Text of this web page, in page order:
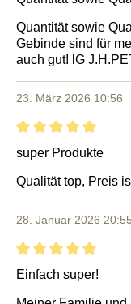
Quantität sowie
Gebinde sind für
auch gut! lG
23. März 2026 10:56
Bewertung mit 5
super Produkte
Qualität top, Preis
28. Januar 2026 20:55
Bewertung mit 5
Einfach super!